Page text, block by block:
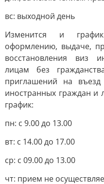
вс: выходной день
Изменится и
оформлению, выдаче,
восстановления виз
лицам без
приглашений на
иностранных граждан и
график:
пн: с 9.00 до 13.00
вт: с 14.00 до 17.00
ср: с 09.00 до 13.00
чт: прием не